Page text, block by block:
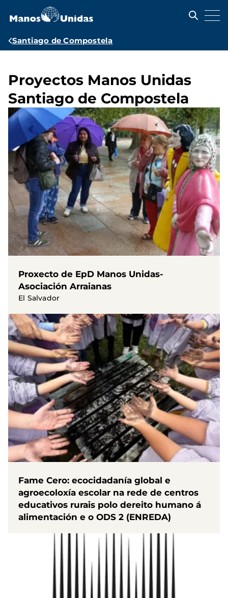
contenido
Ruta
Santiago de Compostela
Proyectos Manos Unidas
Santiago de Compostela
Proxecto de EpD Manos Unidas-
Asociación Arraianas
El Salvador
Fame Cero: ecocidadanía global e
agroecoloxía escolar na rede de centros
educativos rurais polo dereito humano á
alimentación e o ODS 2 (ENREDA)